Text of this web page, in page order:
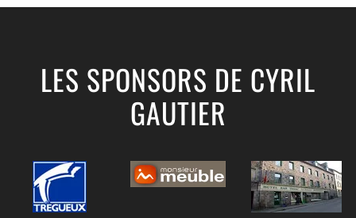
LES SPONSORS DE CYRIL
GAUTIER